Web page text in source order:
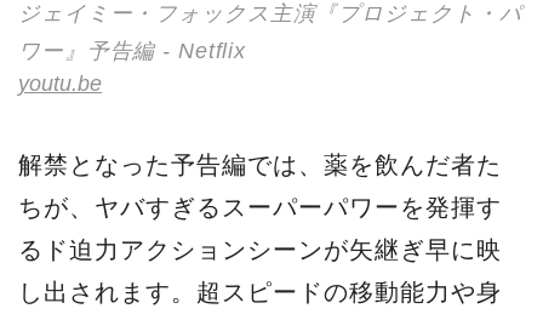
ジェイミー・フォックス主演『プロジェクト・パ
ワー』予告編 - Netflix
youtu.be
解禁となった予告編では、薬を飲んだ者た
ちが、ヤバすぎるスーパーパワーを発揮す
るド迫力アクションシーンが矢継ぎ早に映
し出されます。超スピードの移動能力や身